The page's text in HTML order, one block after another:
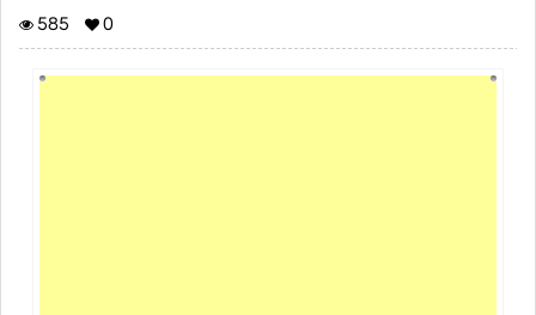
導好學的顏回、謹慎的曾參，也教育魯莽的子路和
懶惰的宰予；這些學生的性格各異、資質參差，但
585
0